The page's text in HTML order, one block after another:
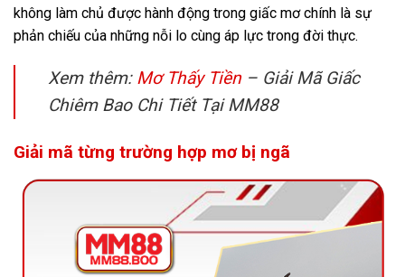
không làm chủ được hành động trong giấc mơ chính là sự
phản chiếu của những nỗi lo cùng áp lực trong đời thực.
Xem thêm: Mơ Thấy Tiền– Giải Mã Giấc
Chiêm Bao Chi Tiết Tại MM88
Giải mã từng trường hợp mơ bị ngã